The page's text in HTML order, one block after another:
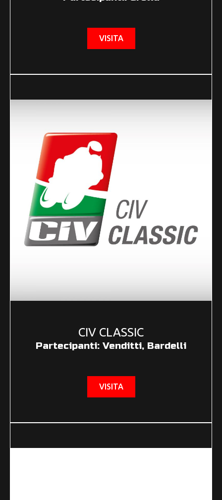
VISITA
CIV CLASSIC
Partecipanti: Venditti, Bardelli
VISITA